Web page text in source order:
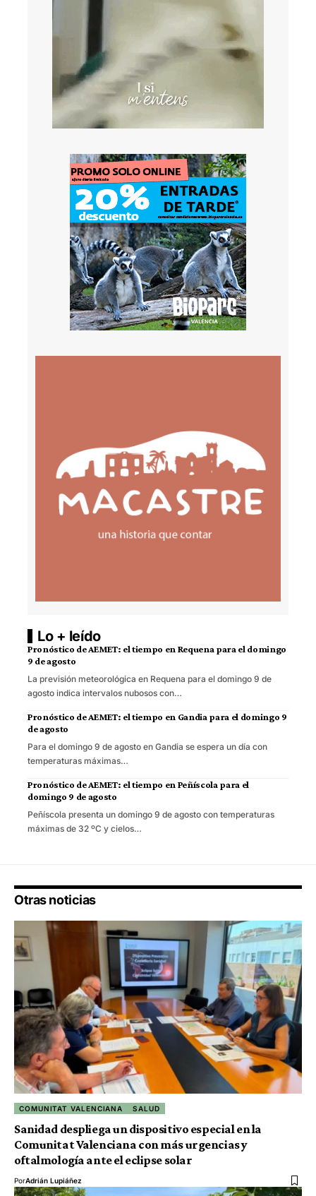
Lo + leído
Pronóstico de AEMET: el tiempo en Requena para el domingo
9 de agosto
La previsión meteorológica en Requena para el domingo 9 de
agosto indica intervalos nubosos con…
Pronóstico de AEMET: el tiempo en Gandia para el domingo 9
de agosto
Para el domingo 9 de agosto en Gandia se espera un día con
temperaturas máximas…
Pronóstico de AEMET: el tiempo en Peñíscola para el
domingo 9 de agosto
Peñíscola presenta un domingo 9 de agosto con temperaturas
máximas de 32 ºC y cielos…
Otras noticias
COMUNITAT VALENCIANA SALUD
Sanidad despliega un dispositivo especial en la
Comunitat Valenciana con más urgencias y
oftalmología ante el eclipse solar
PorAdrián Lupiáñez